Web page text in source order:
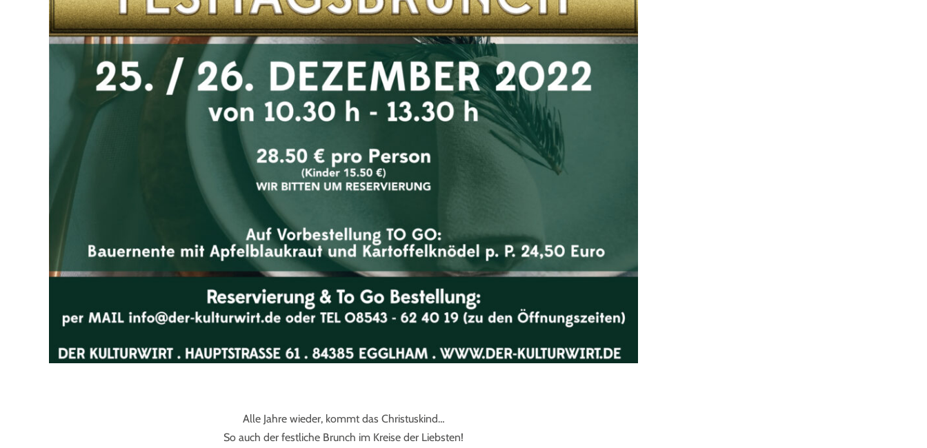
Alle Jahre wieder, kommt das Christuskind…
So auch der festliche Brunch im Kreise der Liebsten!